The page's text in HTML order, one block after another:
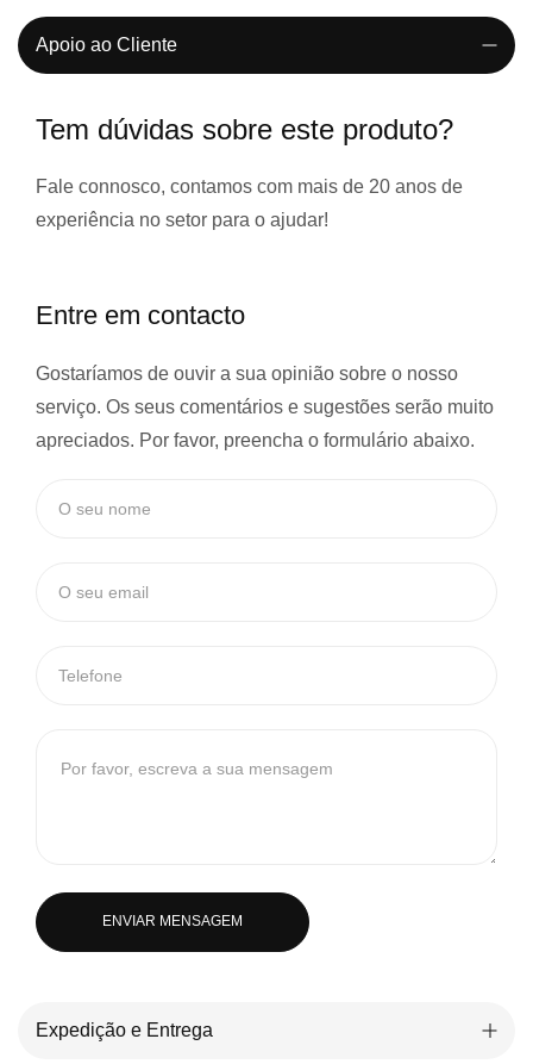
Apoio ao Cliente
Tem dúvidas sobre este produto?
Fale connosco, contamos com mais de 20 anos de
experiência no setor para o ajudar!
Entre em contacto
Gostaríamos de ouvir a sua opinião sobre o nosso
serviço. Os seus comentários e sugestões serão muito
apreciados. Por favor, preencha o formulário abaixo.
ENVIAR MENSAGEM
Expedição e Entrega